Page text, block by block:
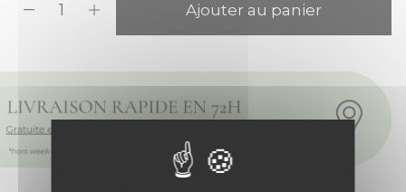
Ajouter au panier